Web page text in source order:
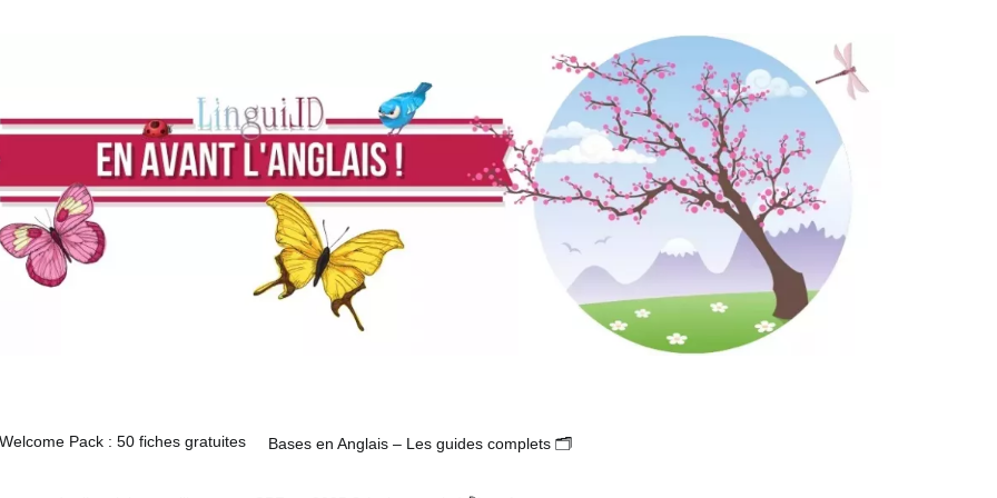
Welcome Pack : 50 fiches gratuites Bases en Anglais – Les guides complets 🗂️